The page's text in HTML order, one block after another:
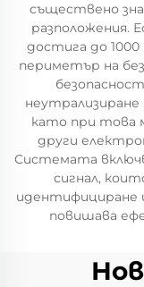
съществено
разположения.
достига до
периметър на
неутрализиране
като при това
други
Системата
сигнал,
идентифициране
повишава